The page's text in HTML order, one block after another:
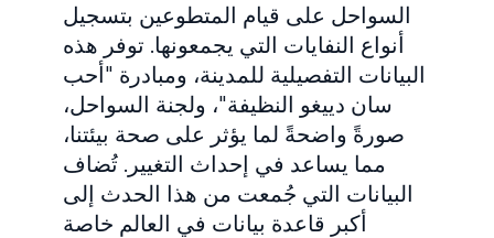
السواحل على قيام المتطوعين بتسجيل
أنواع النفايات التي يجمعونها. توفر هذه
البيانات التفصيلية للمدينة، ومبادرة "أحب
سان دييغو النظيفة"، ولجنة السواحل،
صورةً واضحةً لما يؤثر على صحة بيئتنا،
مما يساعد في إحداث التغيير. تُضاف
البيانات التي جُمعت من هذا الحدث إلى
أكبر قاعدة بيانات في العالم خاصة